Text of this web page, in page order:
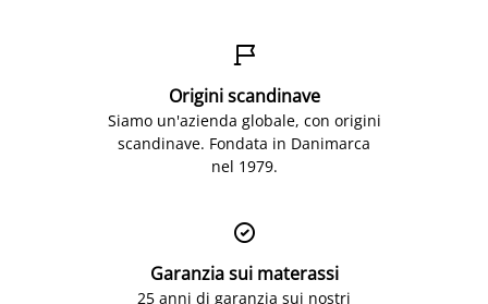

Origini scandinave
Siamo un'azienda globale, con origini
scandinave. Fondata in Danimarca
nel 1979.

Garanzia sui materassi
25 anni di garanzia sui nostri